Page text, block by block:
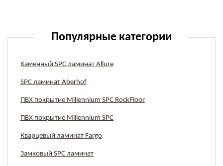
Популярные категории
Каменный SPC ламинат Allure
SPC ламинат Aberhof
ПВХ покрытие Millennium SPC RockFloor
ПВХ покрытие Millennium SPC
Кварцевый ламинат Fargo
Замковый SPC ламинат